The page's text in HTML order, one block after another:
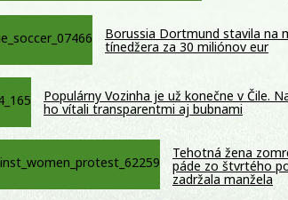
Borussia Dortmund stavila na
tínedžera za 30 miliónov eur
Populárny Vozinha je už konečne v Čile.
ho vítali transparentmi aj bubnami
Tehotná žena
páde zo štvrtého
zadržala manžela